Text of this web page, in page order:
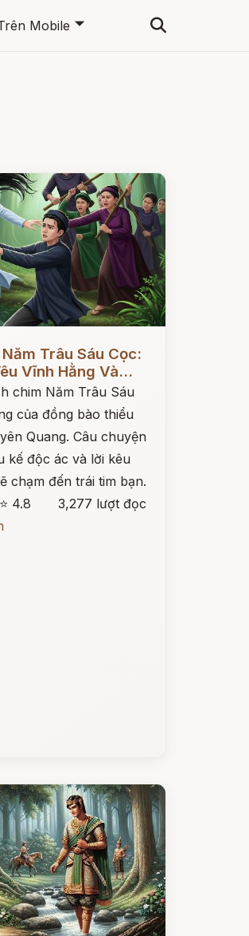
Mobile 🞃
Trâu Sáu Cọc:
Vĩnh Hằng Và...
chim Năm Trâu Sáu
của đồng bào thiểu
Quang. Câu chuyện
kế độc ác và lời kêu
chạm đến trái tim bạn.
⭐ 4.8
3,277 lượt đọc